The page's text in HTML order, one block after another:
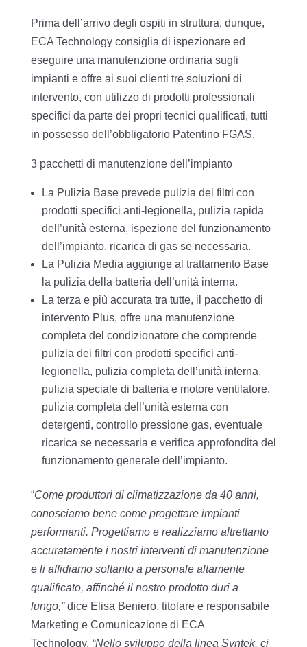
Prima dell’arrivo degli ospiti in struttura, dunque,
ECA Technology consiglia di ispezionare ed
eseguire una manutenzione ordinaria sugli
impianti e offre ai suoi clienti tre soluzioni di
intervento, con utilizzo di prodotti professionali
specifici da parte dei propri tecnici qualificati, tutti
in possesso dell’obbligatorio Patentino FGAS.
3 pacchetti di manutenzione dell’impianto
La Pulizia Base prevede pulizia dei filtri con
prodotti specifici anti-legionella, pulizia rapida
dell’unità esterna, ispezione del funzionamento
dell’impianto, ricarica di gas se necessaria.
La Pulizia Media aggiunge al trattamento Base
la pulizia della batteria dell’unità interna.
La terza e più accurata tra tutte, il pacchetto di
intervento Plus, offre una manutenzione
completa del condizionatore che comprende
pulizia dei filtri con prodotti specifici anti-
legionella, pulizia completa dell’unità interna,
pulizia speciale di batteria e motore ventilatore,
pulizia completa dell’unità esterna con
detergenti, controllo pressione gas, eventuale
ricarica se necessaria e verifica approfondita del
funzionamento generale dell’impianto.
“Come produttori di climatizzazione da 40 anni,
conosciamo bene come progettare impianti
performanti. Progettiamo e realizziamo altrettanto
accuratamente i nostri interventi di manutenzione
e li affidiamo soltanto a personale altamente
qualificato, affinché il nostro prodotto duri a
lungo,”dice Elisa Beniero, titolare e responsabile
Marketing e Comunicazione di ECA
Technology. “Nello sviluppo della linea Syntek, ci